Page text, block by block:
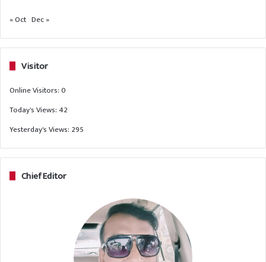
« Oct Dec »
Visitor
Online Visitors:0
Today's Views:42
Yesterday's Views: 295
Chief Editor